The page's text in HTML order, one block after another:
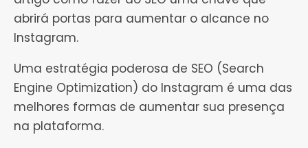
abrirá portas para aumentar o alcance no
Instagram.
Uma estratégia poderosa de SEO (Search
Engine Optimization) do Instagram é uma das
melhores formas de aumentar sua presença
na plataforma.